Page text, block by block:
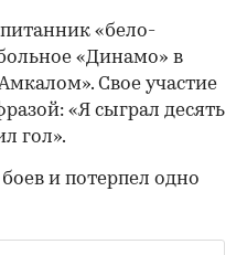
«бело-
«Динамо» в
Свое участие
«Я сыграл десять
гол».
и потерпел одно